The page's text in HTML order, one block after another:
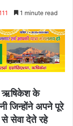
1 minute read
ऋषिकेश के
जिन्होंने अपने पूरे
से सेवा देते रहे